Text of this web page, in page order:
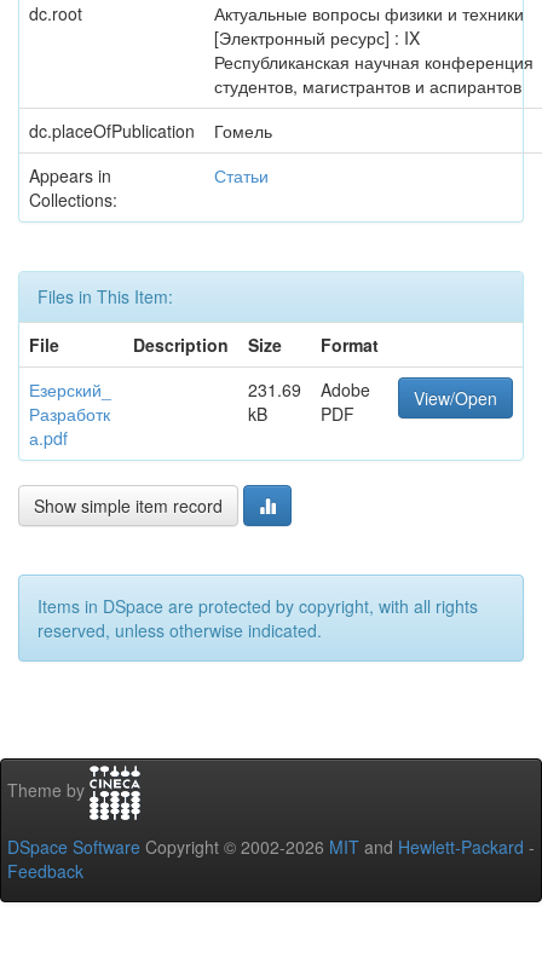
dc.root
Актуальные вопросы физики и техники
[Электронный ресурс] : IX
Республиканская научная конференция
студентов, магистрантов и аспирантов
dc.placeOfPublication
Гомель
Appears in
Collections:
Статьи
Files in This Item:
File
Description Size
Format
Езерский_
Разработк
а.pdf
231.69
kB
Adobe
PDF
View/Open
Show simple item record
Items in DSpace are protected by copyright, with all rights
reserved, unless otherwise indicated.
Theme by
DSpace Software Copyright © 2002-2026 MIT and Hewlett-Packard -
Feedback